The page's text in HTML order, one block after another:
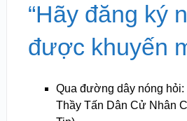
“Hãy đăng ký
được khuyến
Qua đường dây nóng hỏi:
Thầy Tấn Dân Cử Nhân